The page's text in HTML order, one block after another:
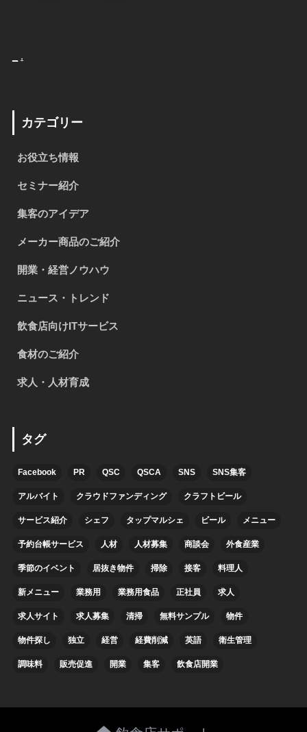
.
カテゴリー
お役立ち情報
セミナー紹介
集客のアイデア
メーカー商品のご紹介
開業・経営ノウハウ
ニュース・トレンド
飲食店向けITサービス
食材のご紹介
求人・人材育成
タグ
Facebook PR QSC QSCA SNS SNS集客
アルバイト クラウドファンディング クラフトビール
サービス紹介 シェフ タップマルシェ ビール メニュー
予約台帳サービス 人材 人材募集 商談会 外食産業
季節のイベント 居抜き物件 掃除 接客 料理人
新メニュー 業務用 業務用食品 正社員 求人
求人サイト 求人募集 清掃 無料サンプル 物件
物件探し 独立 経営 経費削減 英語 衛生管理
調味料 販売促進 開業 集客 飲食店開業